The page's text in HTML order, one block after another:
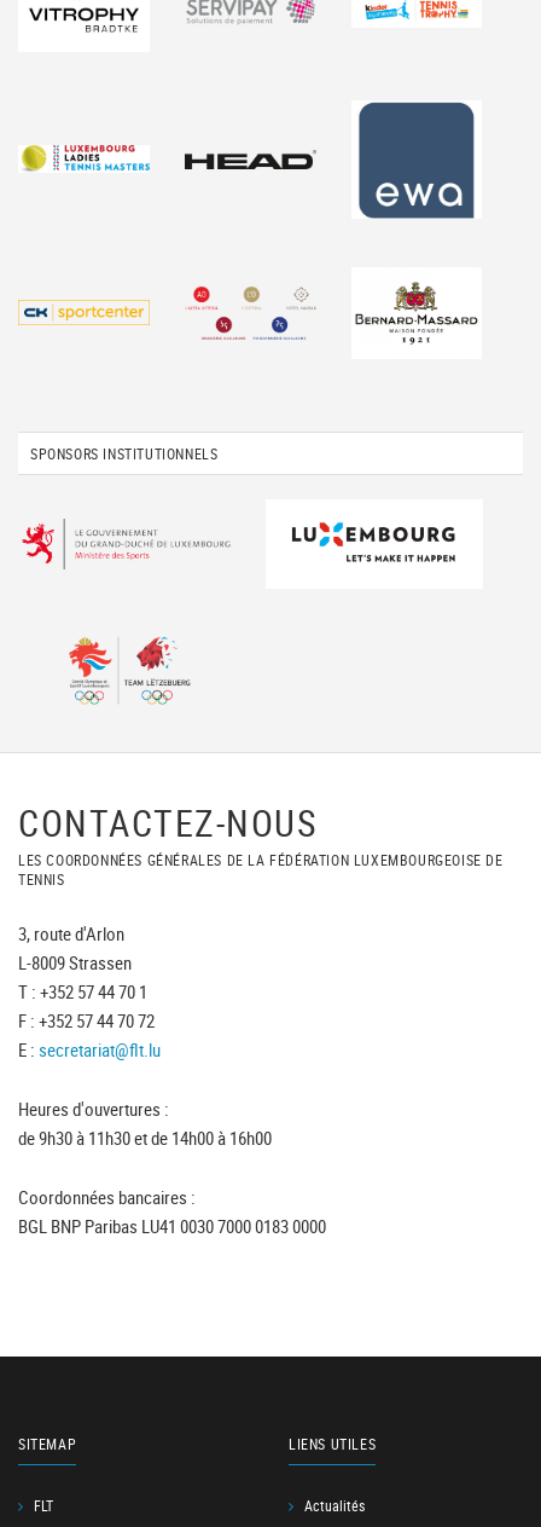
SPONSORS INSTITUTIONNELS
CONTACTEZ-NOUS
LES COORDONNÉES GÉNÉRALES DE LA FÉDÉRATION LUXEMBOURGEOISE DE
TENNIS
3, route d'Arlon
L-8009 Strassen
T : +352 57 44 70 1
F : +352 57 44 70 72
E : secretariat@flt.lu
Heures d'ouvertures :
de 9h30 à 11h30 et de 14h00 à 16h00
Coordonnées bancaires :
BGL BNP Paribas LU41 0030 7000 0183 0000
SITEMAP
FLT
LIENS UTILES
Actualités